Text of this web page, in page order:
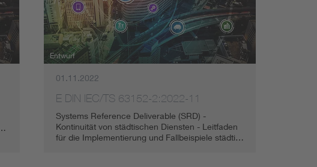
Renewable energies
Environmental Protection
Entwurf
01.11.2022
E DIN IEC/TS 63152-2:2022-11
Systems Reference Deliverable (SRD) -
Kontinuität von städtischen Diensten - Leitfaden
für die Implementierung und Fallbeispiele städti…